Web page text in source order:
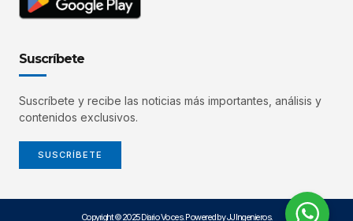
Suscríbete
Suscríbete y recibe las noticias más importantes, análisis y
contenidos exclusivos.
SUSCRÍBETE
Copyright © 2025 Diario Voces. Powered by JJ Ingenieros.